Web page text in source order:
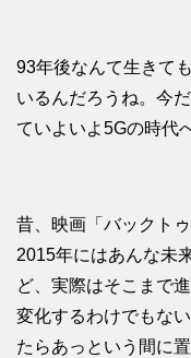
93年後なんて生きて
いるんだろうね。今
ていよいよ5Gの時代
昔、映画「バックト
2015年にはあんな未
ど、実際はそこまで
変化するわけでもな
たらあっという間に